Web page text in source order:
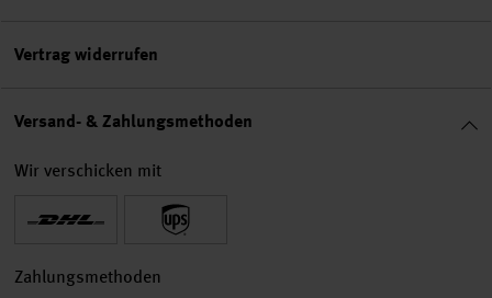
Vertrag widerrufen
Versand- & Zahlungsmethoden
Wir verschicken mit
Zahlungsmethoden